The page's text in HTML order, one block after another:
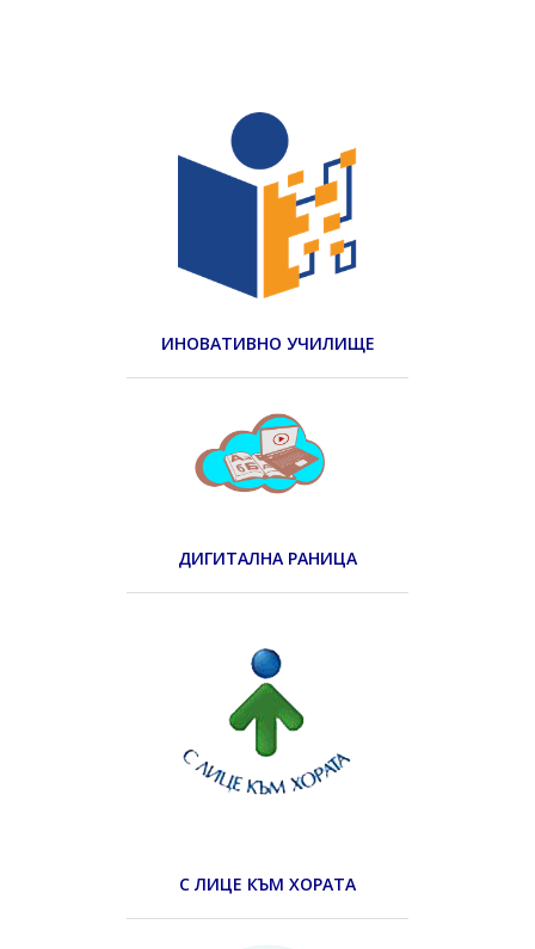
ИНОВАТИВНО УЧИЛИЩЕ
ДИГИТАЛНА РАНИЦА
С ЛИЦЕ КЪМ ХОРАТА